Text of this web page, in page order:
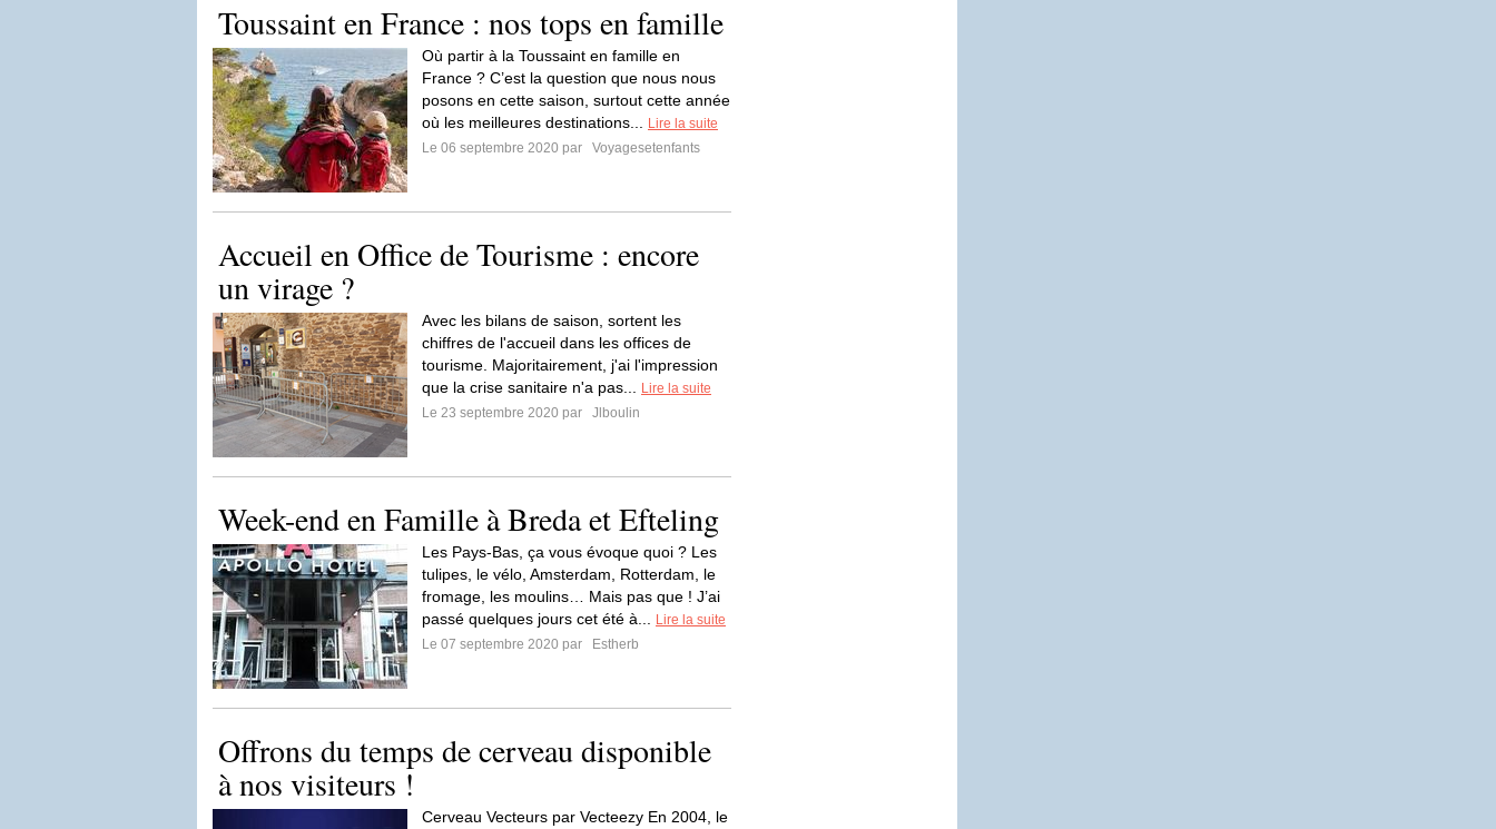
Toussaint en France : nos tops en famille
Où partir à la Toussaint en famille en
France ? C’est la question que nous nous
posons en cette saison, surtout cette année
où les meilleures destinations...
Lire la suite
Le 06 septembre 2020 par
Voyagesetenfants
Accueil en Office de Tourisme : encore
un virage ?
Avec les bilans de saison, sortent les
chiffres de l'accueil dans les offices de
tourisme. Majoritairement, j'ai l'impression
que la crise sanitaire n'a pas...
Lire la suite
Le 23 septembre 2020 par
Jlboulin
Week-end en Famille à Breda et Efteling
Les Pays-Bas, ça vous évoque quoi ? Les
tulipes, le vélo, Amsterdam, Rotterdam, le
fromage, les moulins… Mais pas que ! J’ai
passé quelques jours cet été à...
Lire la suite
Le 07 septembre 2020 par
Estherb
Offrons du temps de cerveau disponible
à nos visiteurs !
Cerveau Vecteurs par Vecteezy En 2004, le